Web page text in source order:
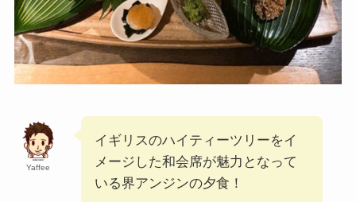
Yaffee
イギリスのハイティーツリーをイ
メージした和会席が魅力となって
いる界アンジンの夕食！